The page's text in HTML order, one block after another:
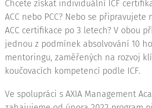
Chcete získat individuální ICF
ACC nebo PCC? Nebo se připravujete
ACC certifikace po 3 letech? V obou
jednou z podmínek absolvování 10
mentoringu, zaměřených na rozvoj
koučovacích kompetencí podle ICF.
Ve spolupráci s AXIA Management